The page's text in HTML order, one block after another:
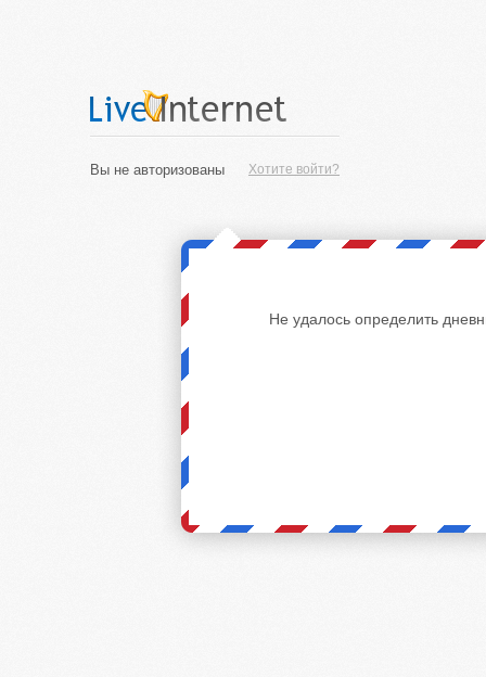
Хотите войти?
Вы не авторизованы
Не удалось определить